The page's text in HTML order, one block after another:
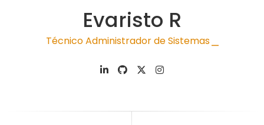
Evaristo R
Técnico Administrador de Sistemas |